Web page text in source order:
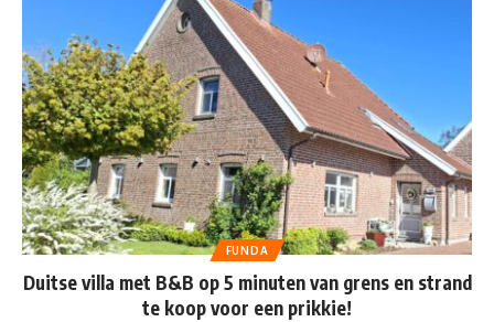
FUNDA
Duitse villa met B&B op 5 minuten van grens en strand
te koop voor een prikkie!